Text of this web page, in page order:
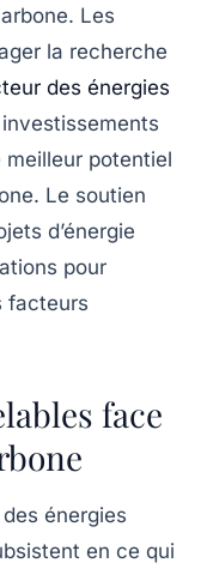
Les
la recherche
des énergies
potentiel
Le soutien
d’énergie
pour
facteurs
face
énergies
en ce qui